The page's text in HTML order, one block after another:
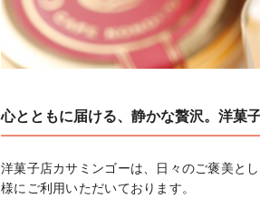
心とともに届ける、静かな贅沢。洋菓
洋菓子店カサミンゴーは、日々のご褒美と
様にご利用いただいております。